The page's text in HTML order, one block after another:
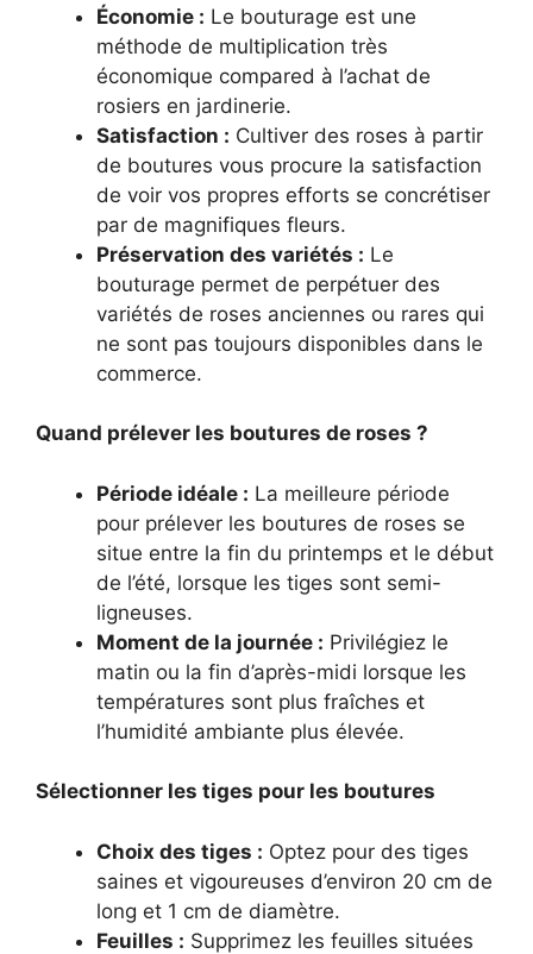
Économie : Le bouturage est une
méthode de multiplication très
économique compared à l’achat de
rosiers en jardinerie.
Satisfaction : Cultiver des roses à partir
de boutures vous procure la satisfaction
de voir vos propres efforts se concrétiser
par de magnifiques fleurs.
Préservation des variétés : Le
bouturage permet de perpétuer des
variétés de roses anciennes ou rares qui
ne sont pas toujours disponibles dans le
commerce.
Quand prélever les boutures de roses ?
Période idéale : La meilleure période
pour prélever les boutures de roses se
situe entre la fin du printemps et le début
de l’été, lorsque les tiges sont semi-
ligneuses.
Moment de la journée : Privilégiez le
matin ou la fin d’après-midi lorsque les
températures sont plus fraîches et
l’humidité ambiante plus élevée.
Sélectionner les tiges pour les boutures
Choix des tiges : Optez pour des tiges
saines et vigoureuses d’environ 20 cm de
long et 1 cm de diamètre.
Feuilles : Supprimez les feuilles situées